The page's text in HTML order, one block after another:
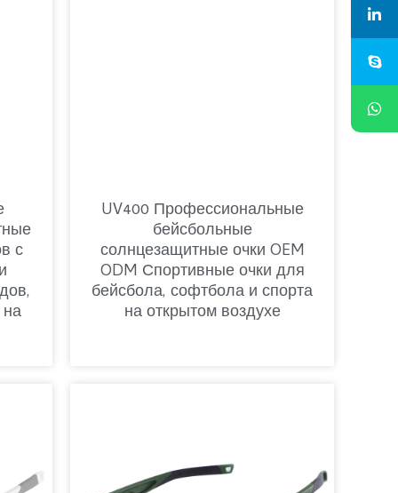
с
UV400 Профессиональные
бейсбольные
солнцезащитные очки OEM
ODM Спортивные очки для
бейсбола, софтбола и спорта
на открытом воздухе